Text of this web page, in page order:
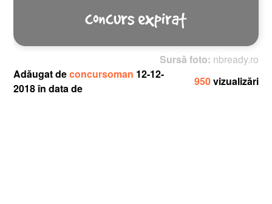
Sursă foto:nbready.ro
Adăugat deconcursoman12-12-
2018 în data de
950vizualizări